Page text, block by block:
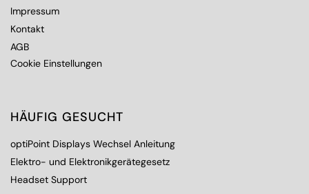
Impressum
Kontakt
AGB
Cookie Einstellungen
HÄUFIG GESUCHT
optiPoint Displays Wechsel Anleitung
Elektro- und Elektronikgerätegesetz
Headset Support